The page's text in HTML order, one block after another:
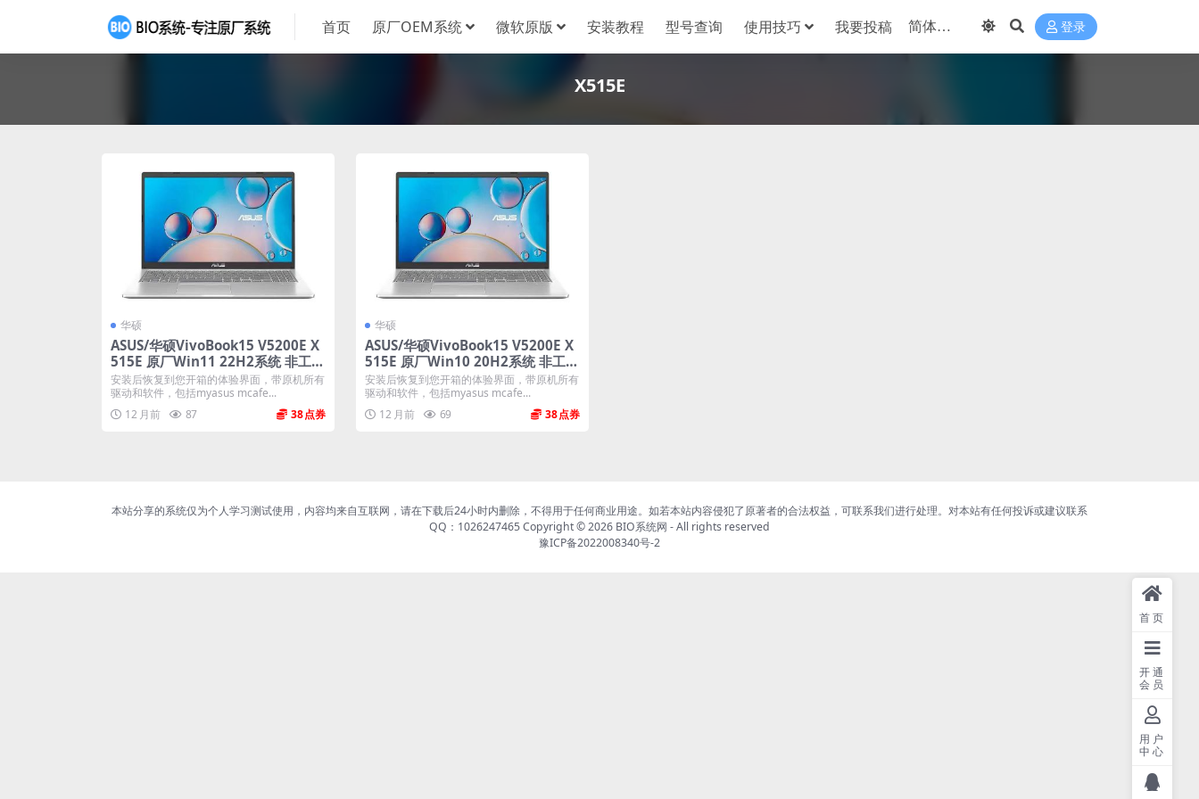
首页 原厂OEM系统 微软原版 安装教程 型号查询 使用技巧 我要投稿 登录
X515E
华硕
ASUS/华硕VivoBook15 V5200E X
515E 原厂Win11 22H2系统 非工厂
模式
安装后恢复到您开箱的体验界面，带原机所有
驱动和软件，包括myasus mcafe...
12 月前
87 38
华硕
ASUS/华硕VivoBook15 V5200E X
515E 原厂Win10 20H2系统 非工厂
模式
安装后恢复到您开箱的体验界面，带原机所有
驱动和软件，包括myasus mcafe...
12 月前
69 38
本站分享的系统仅为个人学习测试使用，内容均来自互联网，请在下载后24小时内删除，不得用于任何商业用途。如若本站内容侵犯了原著者的合法权益，可联系我们进行处理。对本站有任何投诉或建议联系
QQ：1026247465 Copyright © 2026 BIO系统网 - All rights reserved
豫ICP备2022008340号-2
首页
开通
会员
用户
中心